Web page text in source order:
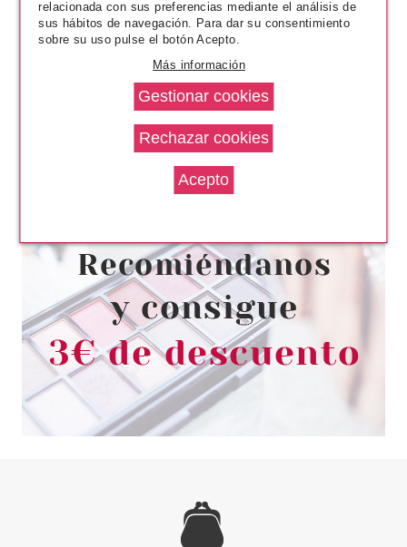
ESSENCE
ESSENCE BRUSH IT LIKE IT'S
-15% 2.55€
ESSENCE
ESSENCE JUICY BOMB
relacionada con sus preferencias mediante el análisis de
sus hábitos de navegación. Para dar su consentimiento
sobre su uso pulse el botón Acepto.
Más información